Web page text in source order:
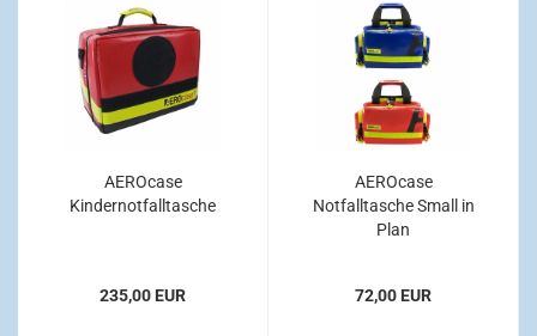
AEROcase
Kindernotfalltasche
235,00 EUR
AEROcase
Notfalltasche Small in
Plan
72,00 EUR